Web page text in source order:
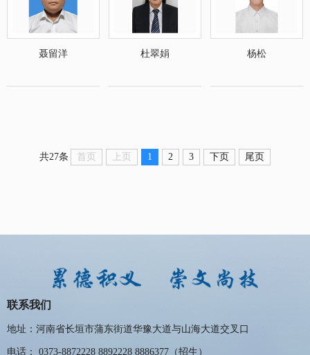
聂留洋 杜翠娟 杨松
共27条 首页 上页 1 2 3 下页 尾页
联系我们
地址：河南省长垣市蒲东街道华豫大道与山海大道交叉口
电话： 0373-8872228 8892228 8886377（招生）